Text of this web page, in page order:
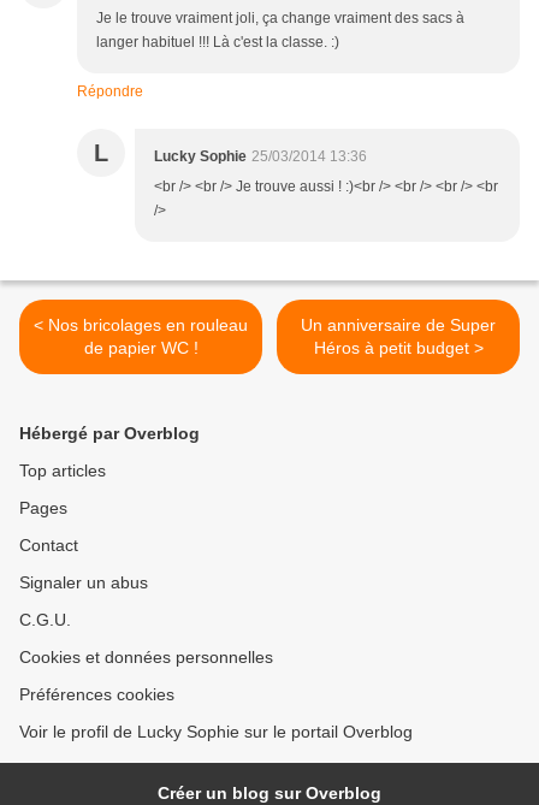
Je le trouve vraiment joli, ça change vraiment des sacs à
langer habituel !!! Là c'est la classe. :)
Répondre
L Lucky Sophie 25/03/2014 13:36
<br /> <br /> Je trouve aussi ! :)<br /> <br /> <br /> <br
/>
< Nos bricolages en rouleau
de papier WC !
Un anniversaire de Super
Héros à petit budget >
Hébergé par Overblog
Top articles
Pages
Contact
Signaler un abus
C.G.U.
Cookies et données personnelles
Préférences cookies
Voir le profil de Lucky Sophie sur le portail Overblog
Créer un blog sur Overblog